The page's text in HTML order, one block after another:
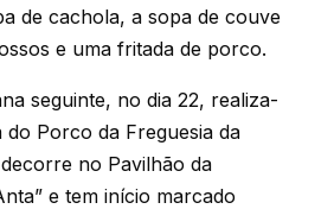
de cachola, a sopa de couve
e uma fritada de porco.
seguinte, no dia 22, realiza-
do Porco da Freguesia da
no Pavilhão da
e tem início marcado